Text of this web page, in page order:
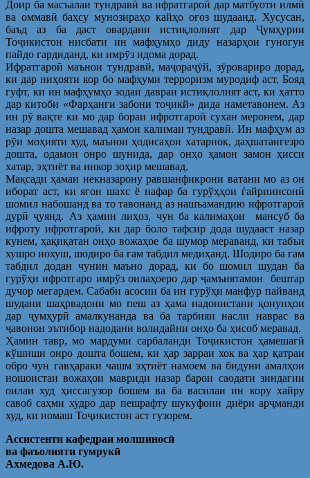
Доир ба масъалаи тундравӣ ва ифратгароӣ дар матбуоти илмӣ
ва оммавӣ баҳсу мунозираҳо кайҳо оғоз шудаанд. Хусусан,
баъд аз ба даст овардани истиқлолият дар Ҷумҳурии
Тоҷикистон нисбати ин мафҳумҳо диду назарҳои гуногун
пайдо гардиданд, ки имрӯз идома дорад.
Ифратгароӣ маънои тундравй, маҷораҷӯй, зӯровариро дорад,
ки дар ниҳояти кор бо мафҳуми терроризм муродиф аст, Бояд
гуфт, ки ин мафҳумҳо зодаи давраи истиқлолият аст, ки ҳатто
дар китоби «Фарҳанги забони тоҷикй» дида наметавонем. Аз
ин рӯ вақте ки мо дар бораи ифротгароӣ сухан меронем, дар
назар дошта мешавад ҳамон калимаи тундравӣ. Ин мафҳум аз
рӯи моҳияти худ, маънои ҳодисаҳои хатарнок, даҳшатангезро
дошта, одамон онро шунида, дар онҳо ҳамон замон ҳисси
хатар, эҳтиёт ва инкор зоҳир мешавад.
Мақсади ҳамаи некназарону равшанфикрони ватани мо аз он
иборат аст, ки ягон шахс ё нафар ба гурўҳҳои ѓайриинсонӣ
шомил набошанд ва то тавонанд аз нашъамандию ифротгароӣ
дурӣ ҷуянд. Аз ҳамин лиҳоз, чун ба калимаҳои мансуб ба
ифроту ифротгароӣ, ки дар боло тафсир дода шудааст назар
кунем, ҳақиқатан онҳо вожаҳое ба шумор мераванд, ки табъи
хушро нохуш, шодиро ба гам табдил медиҳанд. Шодиро ба гам
табдил додан чунин маъно дорад, ки бо шомил шудан ба
гурўҳи ифротгаро имрўз оилаҳоеро дар ҷамъиятамон бештар
дучор мегардем. Сабаби асосии ба ин гурўҳи манфур пайванд
шудани шаҳрвадони мо пеш аз ҳама надонистани қонунҳои
дар ҷумҳурӣ амалкунанда ва ба тарбияи насли наврас ва
ҷавонон эътибор надодани волидайни онҳо ба ҳисоб меравад.
Ҳамин тавр, мо мардуми сарбаланди Тоҷикистон ҳамешагӣ
кўшиши онро дошта бошем, ки ҳар зарраи хок ва ҳар қатраи
обро чун гавҳараки чашм эҳтиёт намоем ва бидуни амалҳои
ношоистаи вожаҳои мавриди назар барои саодати зиндагии
оилаи худ ҳиссагузор бошем ва ба василаи ин кору хайру
савоб саҳми худро дар пешрафту шукуфоии диёри арҷманди
худ, ки номаш Тоҷикистон аст гузорем.
Ассистенти кафедраи молшиносӣ
ва фаъолияти гумрукӣ
Ахмедова А.Ю.